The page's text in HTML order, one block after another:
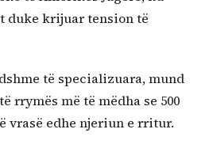
duke krijuar tension të
të specializuara, mund
rrymës më të mëdha se 500
vrasë edhe njeriun e rritur.